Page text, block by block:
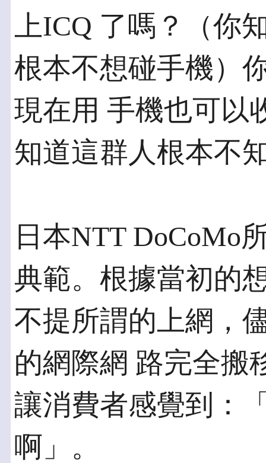
上ICQ 了嗎？（你
根本不想碰手機）
現在用 手機也可以
知道這群人根本不
日本NTT DoCoMo
典範。根據當初的
不提所謂的上網，
的網際網 路完全搬
讓消費者感覺到：
啊」。